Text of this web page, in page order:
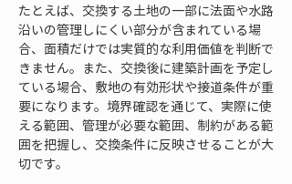
たとえば、交換する土地の一部に法面や水路
沿いの管理しにくい部分が含まれている場
合、面積だけでは実質的な利用価値を判断で
きません。また、交換後に建築計画を予定し
ている場合、敷地の有効形状や接道条件が重
要になります。境界確認を通じて、実際に使
える範囲、管理が必要な範囲、制約がある範
囲を把握し、交換条件に反映させることが大
切です。